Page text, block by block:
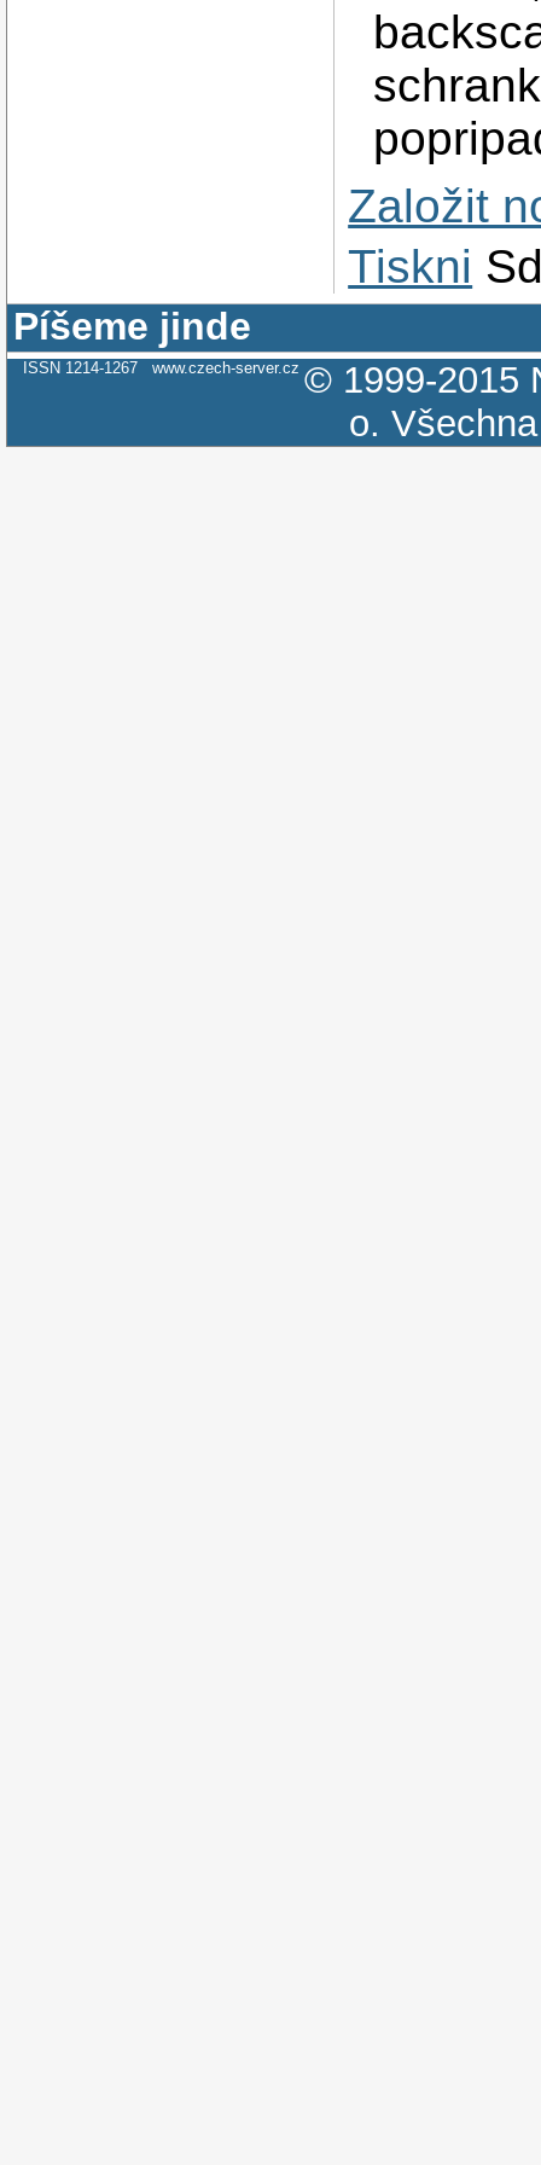
Založit
Tiskni
Píšeme jinde
ISSN 1214-1267 www.czech-server.cz © 1999-2015
o.